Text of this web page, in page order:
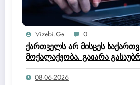
Vizebi.ge 0
ქართველს არ მისცეს
მოქალაქეობა. გაიარა
იუსტიციის სახლში და
კომისია დაწერა, რომ არ
08-06-2026